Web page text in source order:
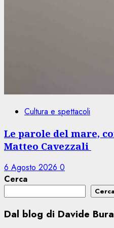
Cultura e spettacoli
Le parole del mare,
Matteo Cavezzali
6 Agosto 2026 0
Cerca
Cerca
Dal blog di Davide